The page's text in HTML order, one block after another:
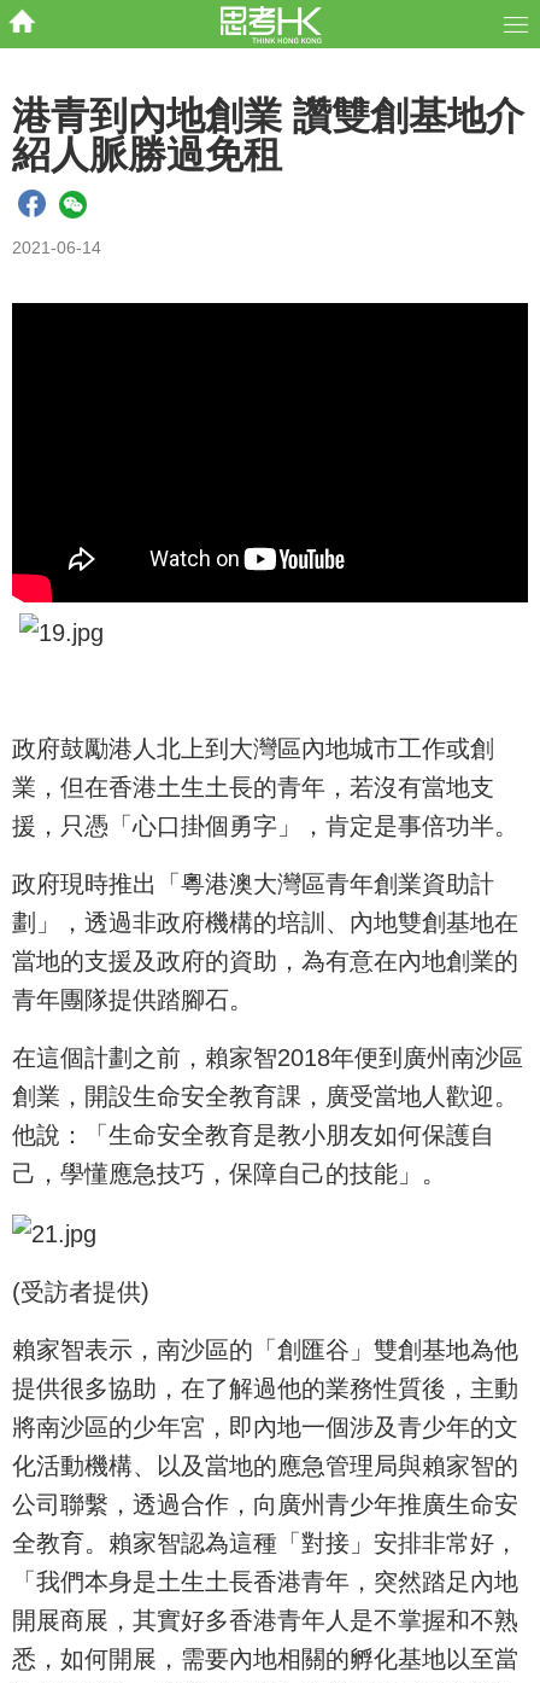
港青到內地創業 讚雙創基地介
紹人脈勝過免租
2021-06-14
政府鼓勵港人北上到大灣區內地城市工作或創
業，但在香港土生土長的青年，若沒有當地支
援，只憑「心口掛個勇字」，肯定是事倍功半。
政府現時推出「粵港澳大灣區青年創業資助計
劃」，透過非政府機構的培訓、內地雙創基地在
當地的支援及政府的資助，為有意在內地創業的
青年團隊提供踏腳石。
在這個計劃之前，賴家智2018年便到廣州南沙區
創業，開設生命安全教育課，廣受當地人歡迎。
他說：「生命安全教育是教小朋友如何保護自
己，學懂應急技巧，保障自己的技能」。
(受訪者提供)
賴家智表示，南沙區的「創匯谷」雙創基地為他
提供很多協助，在了解過他的業務性質後，主動
將南沙區的少年宮，即內地一個涉及青少年的文
化活動機構、以及當地的應急管理局與賴家智的
公司聯繫，透過合作，向廣州青少年推廣生命安
全教育。賴家智認為這種「對接」安排非常好，
「我們本身是土生土長香港青年，突然踏足內地
開展商展，其實好多香港青年人是不掌握和不熟
悉，如何開展，需要內地相關的孵化基地以至當